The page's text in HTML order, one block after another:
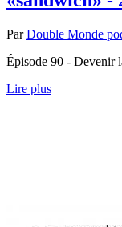
ParDouble Monde
Épisode 90 - Devenir
Lire plus